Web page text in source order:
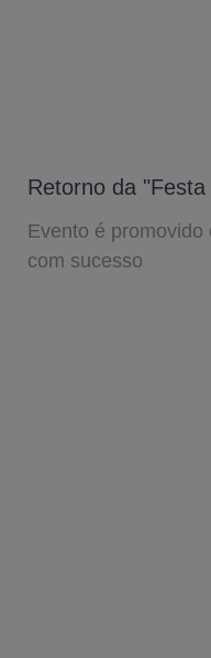
Retorno da
Evento é
com sucesso